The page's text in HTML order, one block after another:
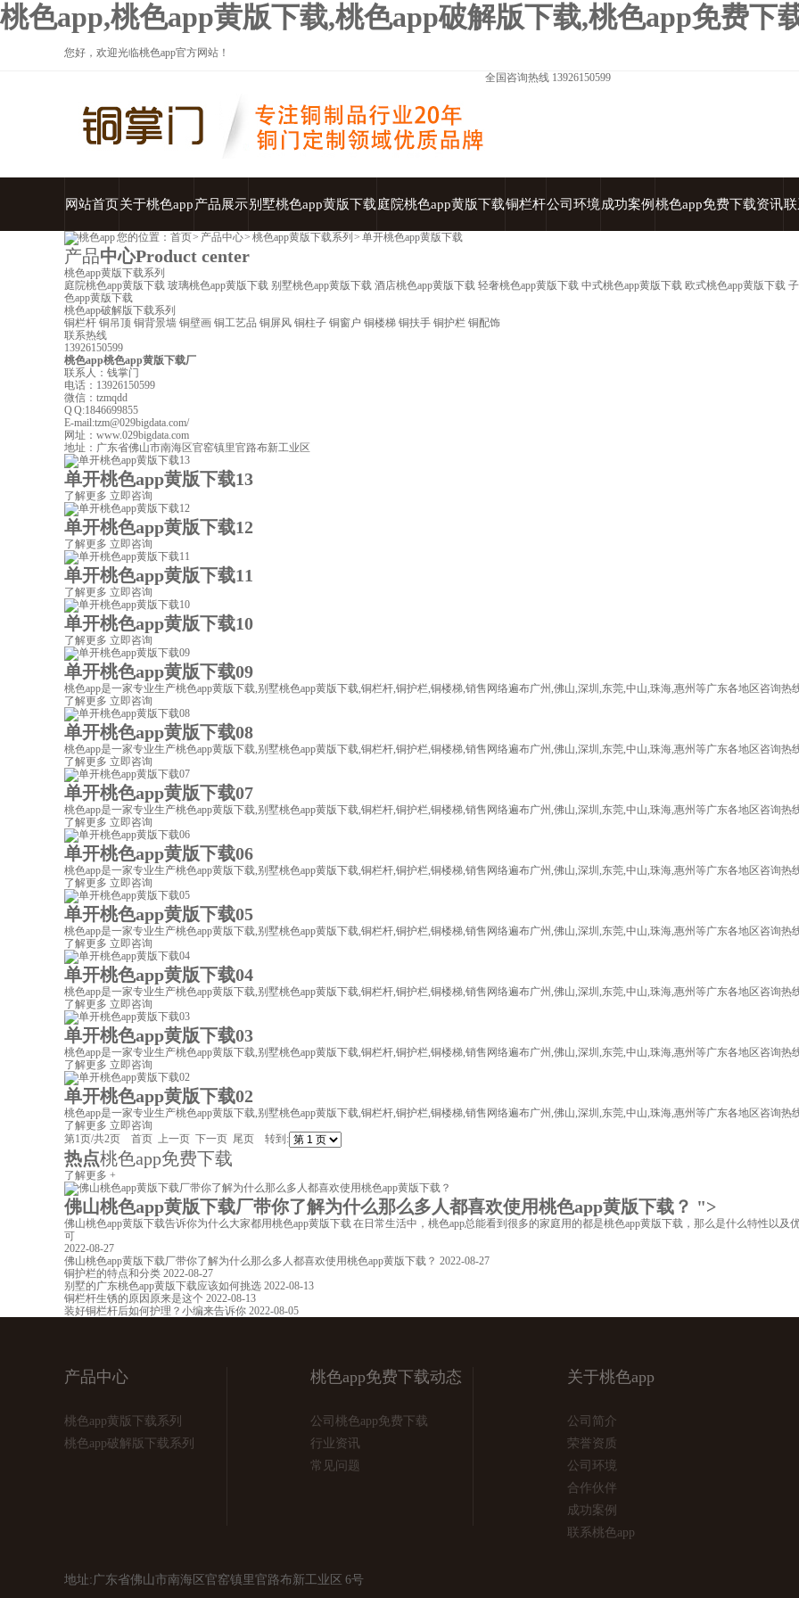
桃色app,桃色app黄版下载,桃色app破解版下载,桃色app免费下
您好，欢迎光临桃色app官方网站！
全国咨询热线 13926150599
网站首页关于桃色app产品展示别墅桃色app黄版下载庭院桃色app黄版下载铜栏杆公司环境 成功案例 桃色app免费下载资讯
您的位置： 首页> 产品中心> 桃色app黄版下载系列 > 单开桃色app黄版下载
产品中心Product center
桃色app黄版下载系列
庭院桃色app黄版下载 玻璃桃色app黄版下载 别墅桃色app黄版下载 酒店桃色app黄版下载 轻奢桃色app黄版下载 中式桃色app黄版下载 欧式桃色app黄版下载
色app黄版下载
桃色app破解版下载系列
铜栏杆 铜吊顶 铜背景墙 铜壁画 铜工艺品 铜屏风 铜柱子 铜窗户 铜楼梯 铜扶手 铜护栏 铜配饰
联系热线
13926150599
桃色app桃色app黄版下载厂
联系人：钱掌门
电话：13926150599
微信：tzmqdd
Q Q:1846699855
E-mail:tzm@029bigdata.com/
网址：www.029bigdata.com
地址：广东省佛山市南海区官窑镇里官路布新工业区
单开桃色app黄版下载13
了解更多 立即咨询
单开桃色app黄版下载12
了解更多 立即咨询
单开桃色app黄版下载11
了解更多 立即咨询
单开桃色app黄版下载10
了解更多 立即咨询
单开桃色app黄版下载09
桃色app是一家专业生产桃色app黄版下载,别墅桃色app黄版下载,铜栏杆,铜护栏,铜楼梯,销售网络遍布广州,佛山,深圳,东莞,中山,珠海,惠州等广东各地区咨询热
了解更多 立即咨询
单开桃色app黄版下载08
桃色app是一家专业生产桃色app黄版下载,别墅桃色app黄版下载,铜栏杆,铜护栏,铜楼梯,销售网络遍布广州,佛山,深圳,东莞,中山,珠海,惠州等广东各地区咨询热
了解更多 立即咨询
单开桃色app黄版下载07
桃色app是一家专业生产桃色app黄版下载,别墅桃色app黄版下载,铜栏杆,铜护栏,铜楼梯,销售网络遍布广州,佛山,深圳,东莞,中山,珠海,惠州等广东各地区咨询热
了解更多 立即咨询
单开桃色app黄版下载06
桃色app是一家专业生产桃色app黄版下载,别墅桃色app黄版下载,铜栏杆,铜护栏,铜楼梯,销售网络遍布广州,佛山,深圳,东莞,中山,珠海,惠州等广东各地区咨询热
了解更多 立即咨询
单开桃色app黄版下载05
桃色app是一家专业生产桃色app黄版下载,别墅桃色app黄版下载,铜栏杆,铜护栏,铜楼梯,销售网络遍布广州,佛山,深圳,东莞,中山,珠海,惠州等广东各地区咨询热
了解更多 立即咨询
单开桃色app黄版下载04
桃色app是一家专业生产桃色app黄版下载,别墅桃色app黄版下载,铜栏杆,铜护栏,铜楼梯,销售网络遍布广州,佛山,深圳,东莞,中山,珠海,惠州等广东各地区咨询热
了解更多 立即咨询
单开桃色app黄版下载03
桃色app是一家专业生产桃色app黄版下载,别墅桃色app黄版下载,铜栏杆,铜护栏,铜楼梯,销售网络遍布广州,佛山,深圳,东莞,中山,珠海,惠州等广东各地区咨询热
了解更多 立即咨询
单开桃色app黄版下载02
桃色app是一家专业生产桃色app黄版下载,别墅桃色app黄版下载,铜栏杆,铜护栏,铜楼梯,销售网络遍布广州,佛山,深圳,东莞,中山,珠海,惠州等广东各地区咨询热
了解更多 立即咨询
第1页/共2页 首页 上一页 下一页 尾页 转到:
热点桃色app免费下载
了解更多 +
佛山桃色app黄版下载厂带你了解为什么那么多人都喜欢使用桃色app黄版下载？ ">
佛山桃色app黄版下载告诉你为什么大家都用桃色app黄版下载 在日常生活中，桃色app总能看到很多的家庭用的都是桃色app黄版下载，那么是什么特性以及
可
2022-08-27
佛山桃色app黄版下载厂带你了解为什么那么多人都喜欢使用桃色app黄版下载？ 2022-08-27
铜护栏的特点和分类 2022-08-27
别墅的广东桃色app黄版下载应该如何挑选 2022-08-13
铜栏杆生锈的原因原来是这个 2022-08-13
装好铜栏杆后如何护理？小编来告诉你 2022-08-05
产品中心
桃色app黄版下载系列
桃色app破解版下载系列
桃色app免费下载动态
公司桃色app免费下载
行业资讯
常见问题
关于桃色app
公司简介
荣誉资质
公司环境
合作伙伴
成功案例
联系桃色app
地址:广东省佛山市南海区官窑镇里官路布新工业区 6号